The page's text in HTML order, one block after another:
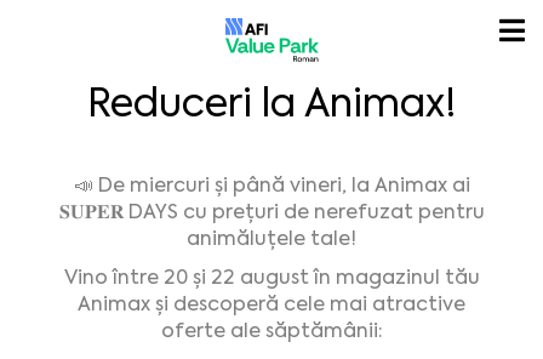
Reduceri la Animax!
📣 De miercuri și până vineri, la Animax ai
𝐒𝐔𝐏𝐄𝐑DAYS cu prețuri de nerefuzat pentru
animăluțele tale!
Vino între 20 și 22 august în magazinul tău
Animax și descoperă cele mai atractive
oferte ale săptămânii: